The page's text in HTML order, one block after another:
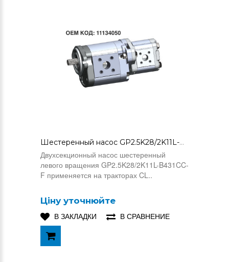
Шестеренный насос GP2.5K28/2K11L-B431CC-F (11134050)
Двухсекционный насос шестеренный
левого вращения GP2.5K28/2K11L-B431CC-
F применяется на тракторах CL..
Ціну уточнюйте
В ЗАКЛАДКИ
В СРАВНЕНИЕ